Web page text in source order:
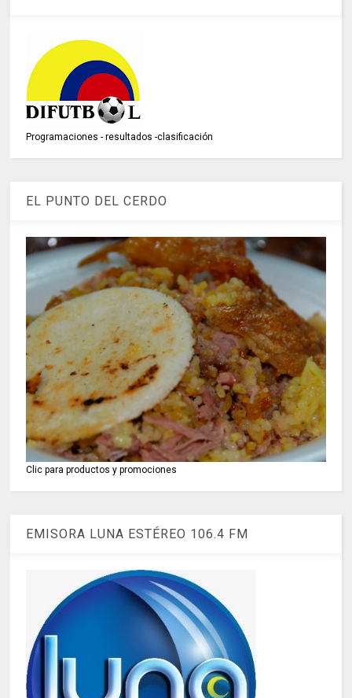
Programaciones - resultados -clasificación
EL PUNTO DEL CERDO
Clic para productos y promociones
EMISORA LUNA ESTÉREO 106.4 FM